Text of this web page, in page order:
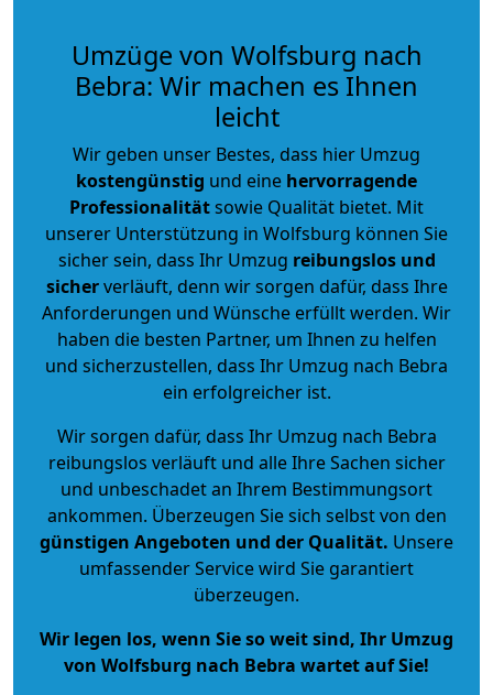
Umzüge von Wolfsburg nach
Bebra: Wir machen es Ihnen
leicht
Wir geben unser Bestes, dass hier Umzug
kostengünstig und eine hervorragende
Professionalitätsowie Qualität bietet. Mit
unserer Unterstützung in Wolfsburg können Sie
sicher sein, dass Ihr Umzug reibungslos und
sicherverläuft, denn wir sorgen dafür, dass Ihre
Anforderungen und Wünsche erfüllt werden. Wir
haben die besten Partner, um Ihnen zu helfen
und sicherzustellen, dass Ihr Umzug nach Bebra
ein erfolgreicher ist.
Wir sorgen dafür, dass Ihr Umzug nach Bebra
reibungslos verläuft und alle Ihre Sachen sicher
und unbeschadet an Ihrem Bestimmungsort
ankommen. Überzeugen Sie sich selbst von den
günstigen Angeboten und der Qualität. Unsere
umfassender Service wird Sie garantiert
überzeugen.
Wir legen los, wenn Sie so weit sind, Ihr Umzug
von Wolfsburg nach Bebra wartet auf Sie!